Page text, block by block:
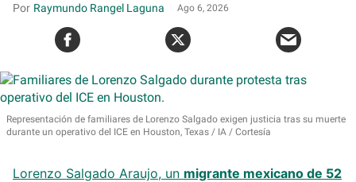
Raymundo Rangel Laguna Ago 6, 2026
Representación de familiares de Lorenzo Salgado exigen justicia tras su muerte
durante un operativo del ICE en Houston, Texas
IA / Cortesía
Lorenzo Salgado Araujo, un migrante mexicano de 52